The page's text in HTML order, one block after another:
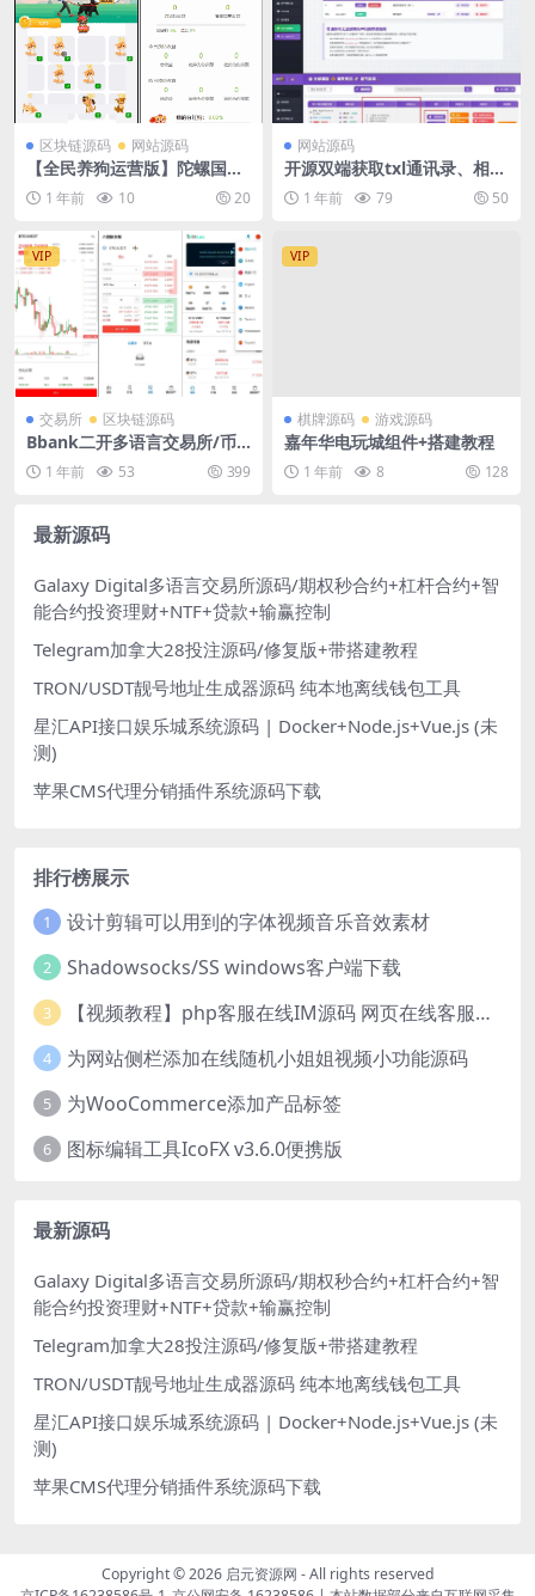
区块链源码 网站源码
【全民养狗运营版】陀螺国际
APP+区块链系统+宠物养成
+挖K合成+养狗养宠物+算力币
1 年前 10 20
网站源码
开源双端获取txl通讯录、相
册、短信、定位、已安装APP
信息1 年前 79 50
VIP
交易所 区块链源码
Bbank二开多语言交易所/币
币交易/合约交易/质押生息/团
队功能
1 年前 53 399
VIP
棋牌源码 游戏源码
嘉年华电玩城组件+搭建教程
1 年前 8 128
最新源码
Galaxy Digital多语言交易所源码/期权秒合约+杠杆合约+智
能合约投资理财+NTF+贷款+输赢控制
Telegram加拿大28投注源码/修复版+带搭建教程
TRON/USDT靓号地址生成器源码 纯本地离线钱包工具
星汇API接口娱乐城系统源码 | Docker+Node.js+Vue.js (未
测)
苹果CMS代理分销插件系统源码下载
排行榜展示
1 设计剪辑可以用到的字体视频音乐音效素材
2 Shadowsocks/SS windows客户端下载
3 【视频教程】php客服在线IM源码 网页在线客服软件代码
4 为网站侧栏添加在线随机小姐姐视频小功能源码
5 为WooCommerce添加产品标签
6 图标编辑工具IcoFX v3.6.0便携版
最新源码
Galaxy Digital多语言交易所源码/期权秒合约+杠杆合约+智
能合约投资理财+NTF+贷款+输赢控制
Telegram加拿大28投注源码/修复版+带搭建教程
TRON/USDT靓号地址生成器源码 纯本地离线钱包工具
星汇API接口娱乐城系统源码 | Docker+Node.js+Vue.js (未
测)
苹果CMS代理分销插件系统源码下载
Copyright © 2026 启元资源网 - All rights reserved